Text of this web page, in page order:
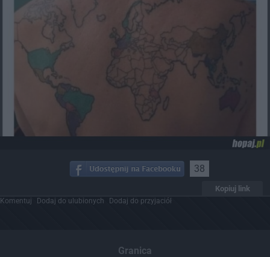
38
Kopiuj link
Komentuj Dodaj do ulubionych Dodaj do przyjaciół
Granica